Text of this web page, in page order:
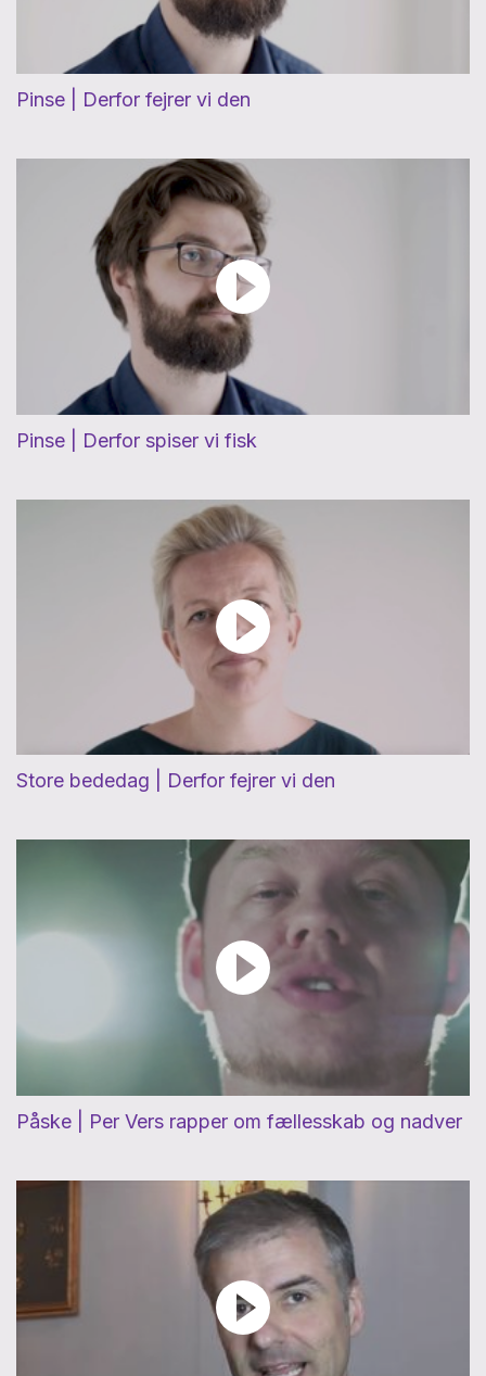
Pinse | Derfor fejrer vi den
Pinse | Derfor spiser vi fisk
Store bededag | Derfor fejrer vi den
Påske | Per Vers rapper om fællesskab og nadver